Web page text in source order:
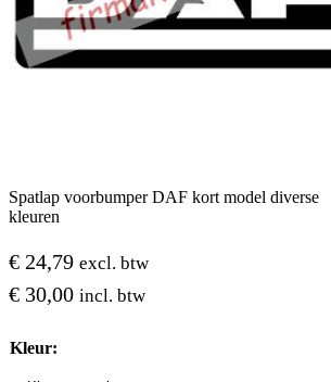
Spatlap voorbumper DAF kort model diverse
kleuren
€ 24,79 excl. btw
€ 30,00 incl. btw
Kleur: